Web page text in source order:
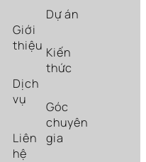
Giới
thiệu
Dịch
vụ
Liên
hệ
Dự án
Kiến
thức
Góc
chuyên
gia